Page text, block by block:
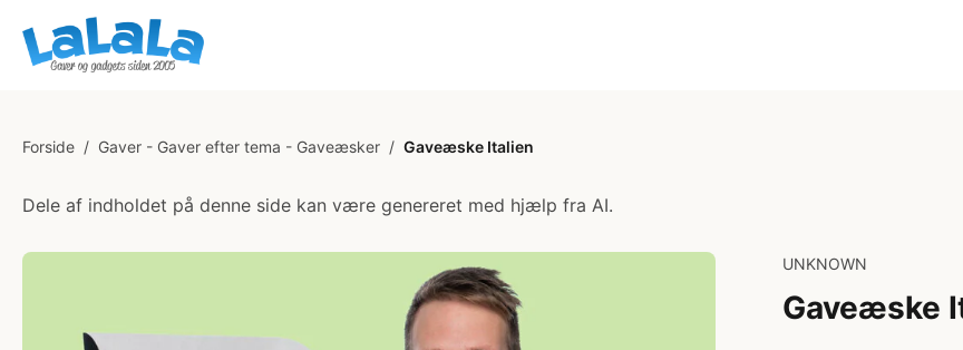
Forside / Gaver - Gaver efter tema - Gaveæsker / Gaveæske Italien
Dele af indholdet på denne side kan være genereret med hjælp fra AI.
UNKNOWN
Gaveæske